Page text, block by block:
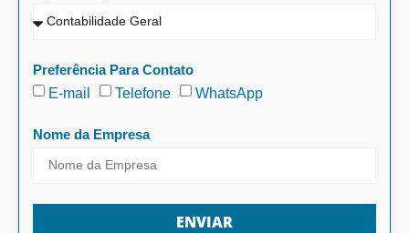
Preferência Para Contato
E-mail
Telefone WhatsApp
Nome da Empresa
ENVIAR